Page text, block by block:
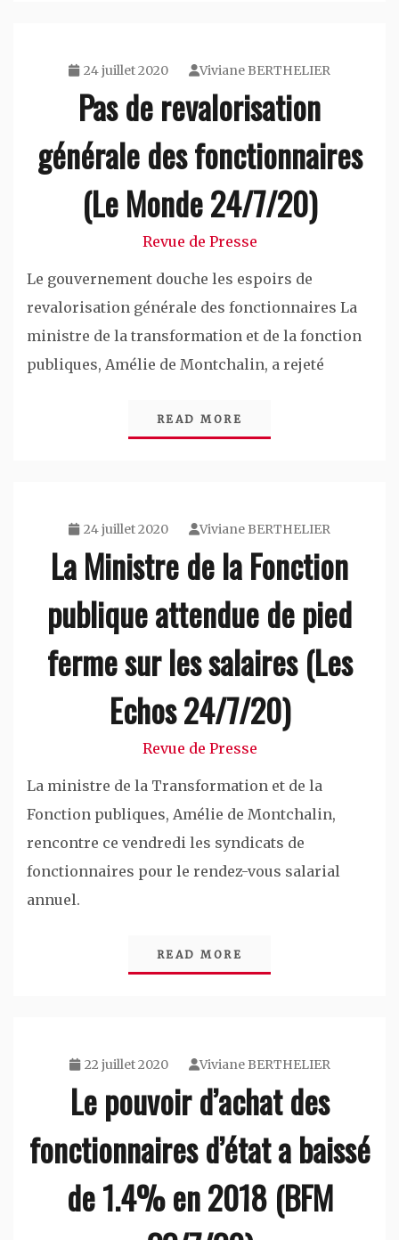
24 juillet 2020 Viviane BERTHELIER
Pas de revalorisation
générale des fonctionnaires
(Le Monde 24/7/20)
Revue de Presse
Le gouvernement douche les espoirs de
revalorisation générale des fonctionnaires La
ministre de la transformation et de la fonction
publiques, Amélie de Montchalin, a rejeté
READ MORE
24 juillet 2020 Viviane BERTHELIER
La Ministre de la Fonction
publique attendue de pied
ferme sur les salaires (Les
Echos 24/7/20)
Revue de Presse
La ministre de la Transformation et de la
Fonction publiques, Amélie de Montchalin,
rencontre ce vendredi les syndicats de
fonctionnaires pour le rendez-vous salarial
annuel.
READ MORE
22 juillet 2020 Viviane BERTHELIER
Le pouvoir d’achat des
fonctionnaires d’état a baissé
de 1.4% en 2018 (BFM